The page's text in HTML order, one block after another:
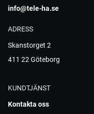
info@tele-ha.se
ADRESS
Skanstorget 2
411 22 Göteborg
KUNDTJÄNST
Kontakta oss